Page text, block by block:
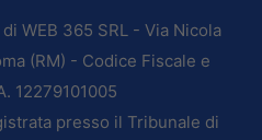
WEB 365 SRL - Via Nicola
(RM) - Codice Fiscale e
12279101005
presso il Tribunale di